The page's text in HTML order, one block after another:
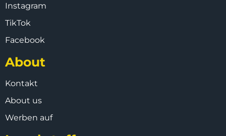
Instagram
TikTok
Facebook
About
Kontakt
About us
Werben auf